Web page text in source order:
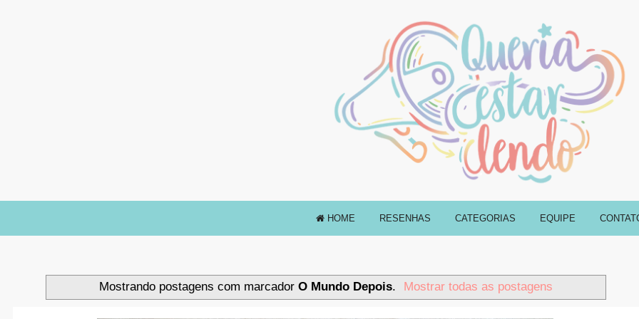
HOME RESENHAS CATEGORIAS EQUIPE
Mostrando postagens com marcador O Mundo Depois. Mostrar todas as postagens